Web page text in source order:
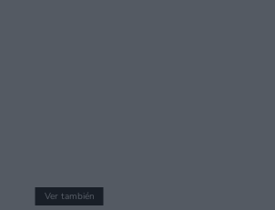
Ver también